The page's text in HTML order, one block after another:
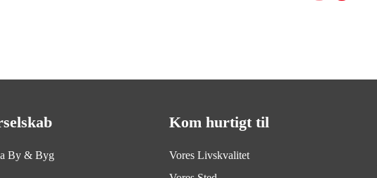
By & Byg
Kom hurtigt til
Vores Livskvalitet